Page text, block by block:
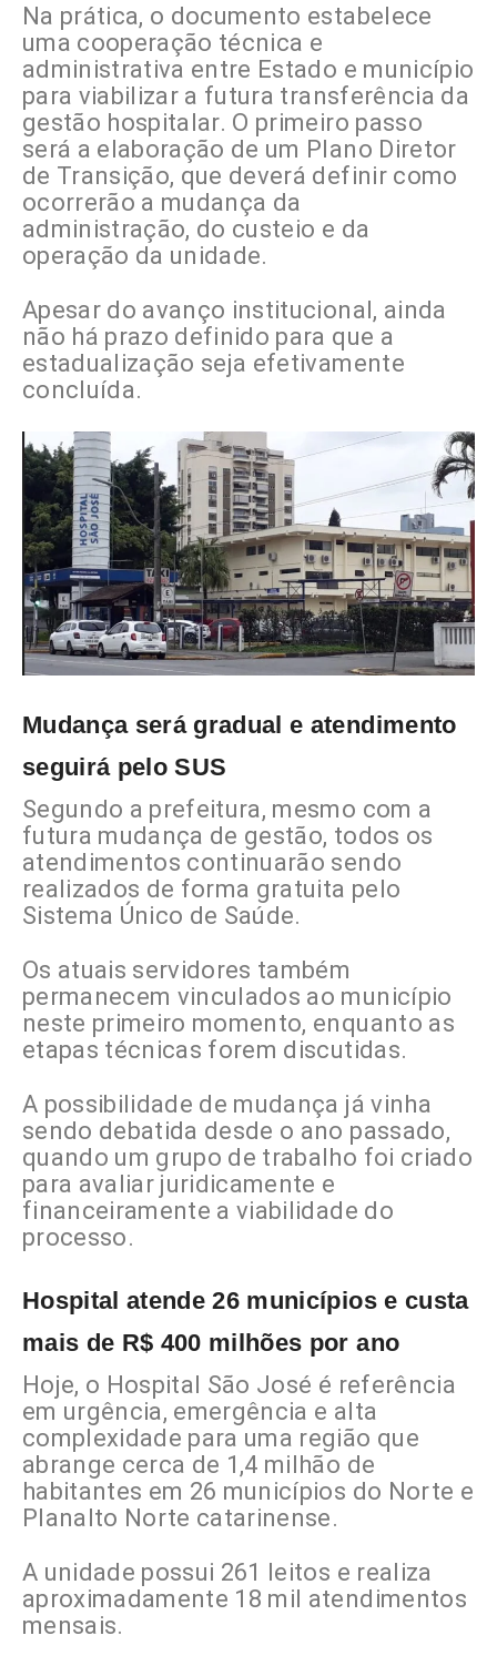
Na prática, o documento estabelece
uma cooperação técnica e
administrativa entre Estado e município
para viabilizar a futura transferência da
gestão hospitalar. O primeiro passo
será a elaboração de um Plano Diretor
de Transição, que deverá definir como
ocorrerão a mudança da
administração, do custeio e da
operação da unidade.
Apesar do avanço institucional, ainda
não há prazo definido para que a
estadualização seja efetivamente
concluída.
Mudança será gradual e atendimento
seguirá pelo SUS
Segundo a prefeitura, mesmo com a
futura mudança de gestão, todos os
atendimentos continuarão sendo
realizados de forma gratuita pelo
Sistema Único de Saúde.
Os atuais servidores também
permanecem vinculados ao município
neste primeiro momento, enquanto as
etapas técnicas forem discutidas.
A possibilidade de mudança já vinha
sendo debatida desde o ano passado,
quando um grupo de trabalho foi criado
para avaliar juridicamente e
financeiramente a viabilidade do
processo.
Hospital atende 26 municípios e custa
mais de R$ 400 milhões por ano
Hoje, o Hospital São José é referência
em urgência, emergência e alta
complexidade para uma região que
abrange cerca de 1,4 milhão de
habitantes em 26 municípios do Norte e
Planalto Norte catarinense.
A unidade possui 261 leitos e realiza
aproximadamente 18 mil atendimentos
mensais.